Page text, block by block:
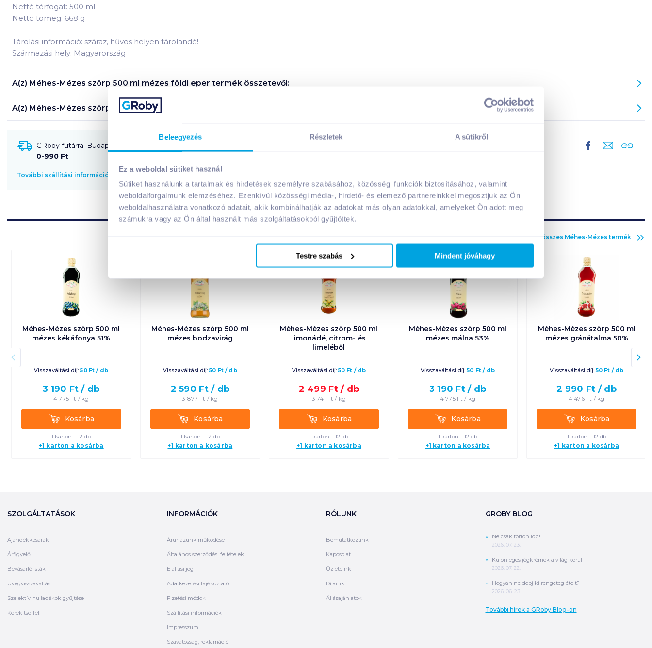
Beleegyezés Részletek A sütikről
Ez a weboldal sütiket használ
Sütiket használunk a tartalmak és hirdetések személyre szabásához, közösségi funkciók biztosításához, valamint
weboldalforgalmunk elemzéséhez. Ezenkívül közösségi média-, hirdető- és elemező partnereinkkel megosztjuk az Ön
weboldalhasználatra vonatkozó adatait, akik kombinálhatják az adatokat más olyan adatokkal, amelyeket Ön adott meg
számukra vagy az Ön által használt más szolgáltatásokból gyűjtöttek.
Testre szabás Mindent jóváhagy
Nettó térfogat: 500 ml
Nettó tömeg: 668 g
Tárolási információ: száraz, hűvös helyen tárolandó!
Származási hely: Magyarország
A(z) Méhes-Mézes szörp 500 ml mézes földi eper termék összetevői:
A(z) Méhes-Mézes szörp 500 ml mézes földi eper
GRoby futárral Budapestre és környékére szállítható
0-990 Ft
További szállítási információk
A márka további termékei
Az összes Méhes-Mézes termék
Méhes-Mézes szörp 500 ml
mézes kékáfonya 51%
Visszaváltási díj: 50Ft / db
3 190 Ft / db
4 775 Ft / kg
KosárbaKosárba
1 karton = 12 db
+1 karton a kosárba
Méhes-Mézes szörp 500 ml
mézes bodzavirág
Visszaváltási díj: 50 Ft/ db
2 590 Ft / db
3 877 Ft / kg
KosárbaKosárba
1 karton = 12 db
+1 karton a kosárba
Méhes-Mézes szörp 500 ml
limonádé, citrom- és
limeléből
Visszaváltási díj: 50Ft / db
2 499 Ft / db
3 741 Ft / kg
KosárbaKosárba
1 karton = 12 db
+1 karton a kosárba
Méhes-Mézes szörp 500 ml
mézes málna 53%
Visszaváltási díj: 50 Ft / db
3 190 Ft / db
4 775Ft / kg
KosárbaKosárba
1 karton = 12 db
+1 karton a kosárba
Méhes-Mézes szörp 500 ml
mézes gránátalma 50%
Visszaváltási díj: 50 Ft / db
2 990 Ft / db
4 476Ft / kg
KosárbaKosárba
1 karton = 12 db
+1 karton a kosárba
SZOLGÁLTATÁSOK
Ajándékkosarak
Árfigyelő
Bevásárlólisták
Üvegvisszaváltás
Szelektív hulladékok gyűjtése
Kerekítsd fel!
INFORMÁCIÓK
Áruházunk működése
Általános szerződési feltételek
Elállási jog
Adatkezelési tájékoztató
Fizetési módok
Szállítási információk
Impresszum
Szavatosság, reklamáció
RÓLUNK
Bemutatkozunk
Kapcsolat
Üzleteink
Díjaink
Állásajánlatok
GROBY BLOG
Ne csak forrón idd!
2026. 07. 23.
Különleges jégkrémek a világ körül
2026. 07. 22.
Hogyan ne dobj ki rengeteg ételt?
2026. 06. 23.
További hírek a GRoby Blog-on